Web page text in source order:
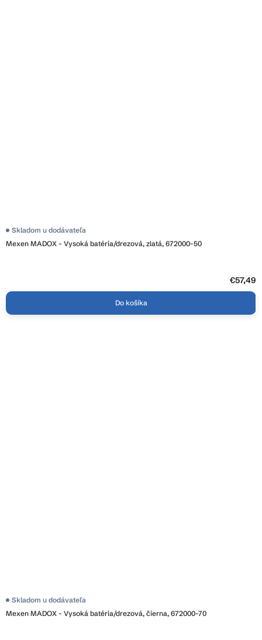
Mexen MADOX - Vysoká batéria/drezová, zlatá, 672000-50
Skladom u dodávateľa
€57,49
Do košíka
Mexen MADOX - Vysoká batéria/drezová, čierna, 672000-70
Skladom u dodávateľa